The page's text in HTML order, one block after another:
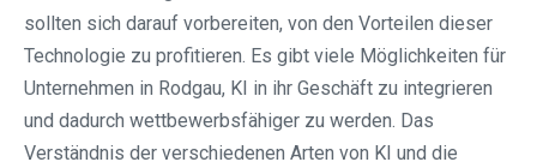
sollten sich darauf vorbereiten, von den Vorteilen dieser
Technologie zu profitieren. Es gibt viele Möglichkeiten für
Unternehmen in Rodgau, KI in ihr Geschäft zu integrieren
und dadurch wettbewerbsfähiger zu werden. Das
Verständnis der verschiedenen Arten von KI und die